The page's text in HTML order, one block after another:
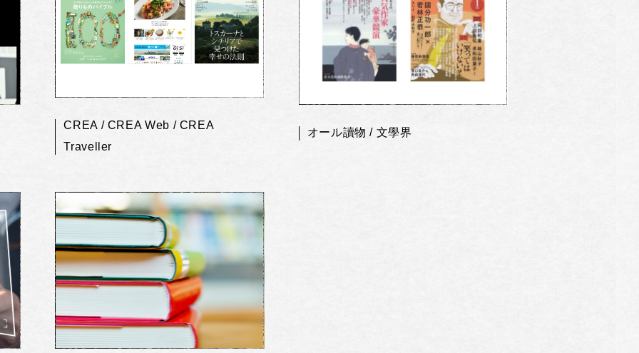
CREA / CREA Web / CREA
Traveller
オール讀物 / 文學界